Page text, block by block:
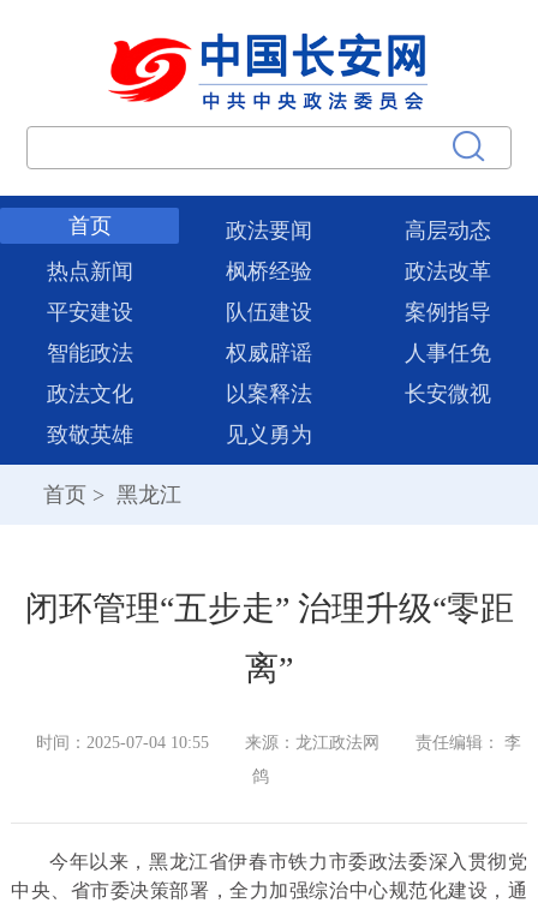
首页 政法要闻
高层动态
热点新闻
枫桥经验
政法改革
平安建设
队伍建设
案例指导
智能政法
权威辟谣
人事任免
政法文化
以案释法
长安微视
致敬英雄
见义勇为
首页 > 黑龙江
闭环管理“五步走” 治理升级“零距
离”
时间：2025-07-04 10:55 来源：龙江政法网
责任编辑： 李
鸽
今年以来，黑龙江省伊春市铁力市委政法委深入贯彻党
中央、省市委决策部署，全力加强综治中心规范化建设，通